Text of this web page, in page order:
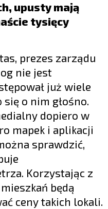
upusty mają
tysięcy
prezes zarządu
nie jest
już wiele
o nim głośno.
dopiero w
mapek i aplikacji
sprawdzić,
Korzystając z
będą
ceny takich lokali.